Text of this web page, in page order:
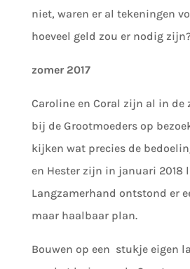
niet, waren er al tekeningen
hoeveel geld zou er nodig
zomer 2017
Caroline en Coral zijn al in de
bij de Grootmoeders op
kijken wat precies de
en Hester zijn in januari 2018
Langzamerhand ontstond er
maar haalbaar plan.
Bouwen op een stukje eigen